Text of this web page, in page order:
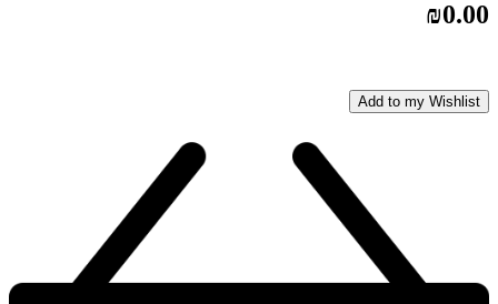
₪0.00
Add to my Wishlist